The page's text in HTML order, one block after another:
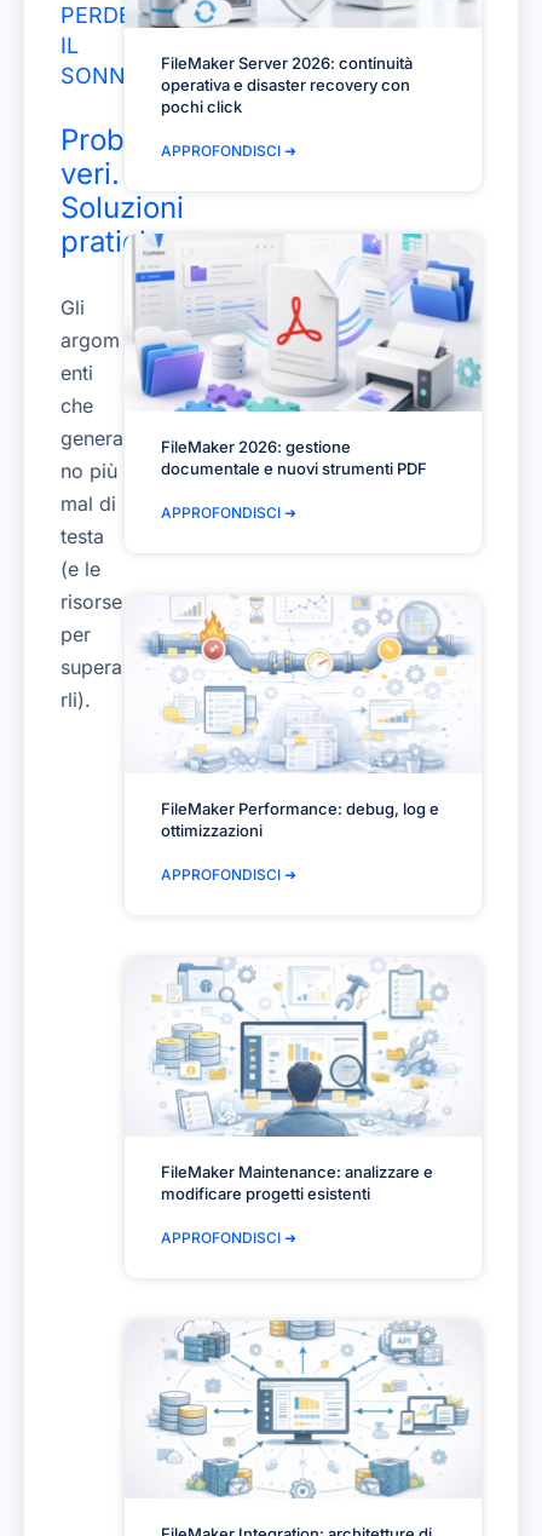
PERDERE
IL
SONNO
Problemi
veri.
Soluzioni
pratiche.
Gli
argom
enti
che
genera
no più
mal di
testa
(e le
risorse
per
supera
rli).
FileMaker Server 2026: continuità
operativa e disaster recovery con
pochi click
APPROFONDISCI ➜
FileMaker 2026: gestione
documentale e nuovi strumenti PDF
APPROFONDISCI ➜
FileMaker Performance: debug, log e
ottimizzazioni
APPROFONDISCI ➜
FileMaker Maintenance: analizzare e
modificare progetti esistenti
APPROFONDISCI ➜